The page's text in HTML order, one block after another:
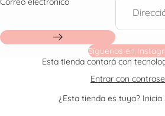
Síguenos en
Esta tienda contará con
Entrar con
¿Esta tienda es tuya? Inicia